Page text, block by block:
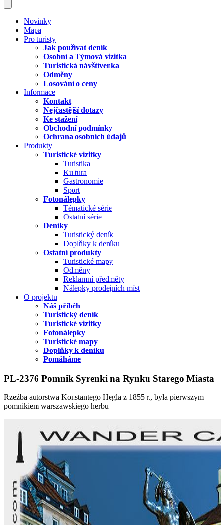
Novinky
Mapa
Pro turisty
Jak používat deník
Osobní a Týmová vizitka
Turistická návštívenka
Odměny
Losování o ceny
Informace
Kontakt
Nejčastější dotazy
Ke stažení
Obchodní podmínky
Ochrana osobních údajů
Produkty
Turistické vizitky
Turistika
Kultura
Gastronomie
Sport
Fotonálepky
Tématické série
Ostatní série
Deníky
Turistický deník
Doplňky k deníku
Ostatní produkty
Turistické mapy
Odměny
Reklamní předměty
Nálepky prodejních míst
O projektu
Náš příběh
Turistický deník
Turistické vizitky
Fotonálepky
Turistické mapy
Doplňky k deníku
Pomáháme
PL-2376 Pomnik Syrenki na Rynku Starego Miasta
Rzeźba autorstwa Konstantego Hegla z 1855 r., była pierwszym
pomnikiem warszawskiego herbu